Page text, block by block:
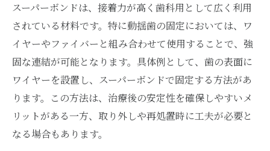
スーパーボンドは、接着力が高く歯科用として広く利用
されている材料です。特に動揺歯の固定においては、ワ
イヤーやファイバーと組み合わせて使用することで、強
固な連結が可能となります。具体例として、歯の表面に
ワイヤーを設置し、スーパーボンドで固定する方法があ
ります。この方法は、治療後の安定性を確保しやすいメ
リットがある一方、取り外しや再処置時に工夫が必要と
なる場合もあります。